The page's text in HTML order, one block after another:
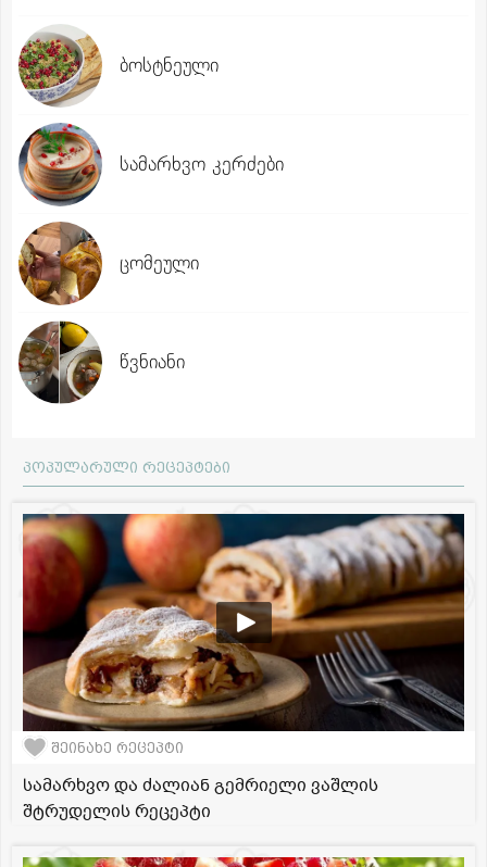
ბოსტნეული
სამარხვო კერძები
ცომეული
წვნიანი
პოპულარული რეცეპტები
შეინახე რეცეპტი
სამარხვო და ძალიან გემრიელი ვაშლის
შტრუდელის რეცეპტი